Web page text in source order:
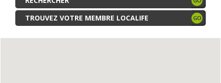
TROUVEZ VOTRE MEMBRE LOCALIFE